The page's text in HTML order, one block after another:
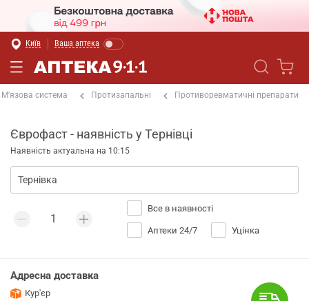
Київ Ваша аптека
М'язова система Протизапальні Противоревматичні препарати
Єврофаст - наявність у Тернівці
Наявність актуальна на 10:15
Все в наявності
Аптеки 24/7 Уцінка
Адресна доставка
Кур'єр